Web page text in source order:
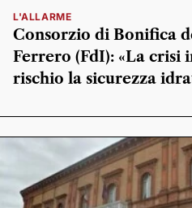
L'ALLARME
Consorzio di Bonifica
Ferrero (FdI): «La crisi
rischio la sicurezza